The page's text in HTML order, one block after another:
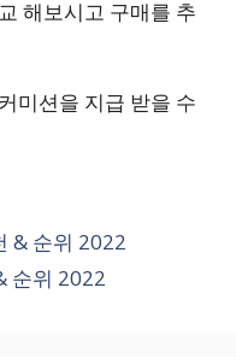
해보시고 구매를 추
미션을 지급 받을 수
& 순위 2022
순위 2022